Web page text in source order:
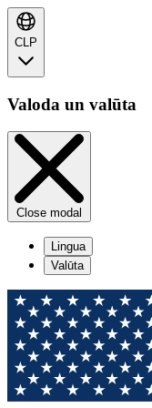
CLP
Valoda un valūta
Close modal
Lingua
Valūta